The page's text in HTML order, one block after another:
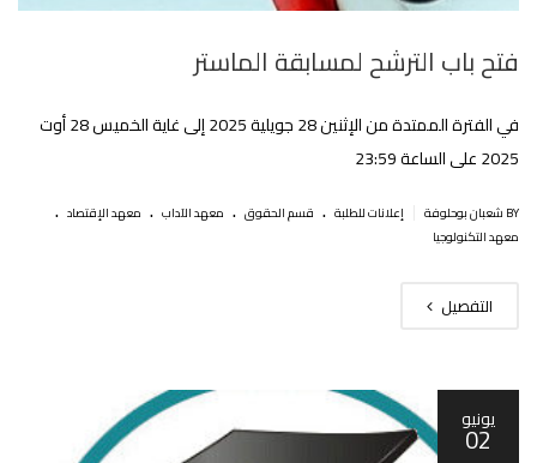
فتح باب الترشح لمسابقة الماستر
في الفترة الممتدة من الإثنين 28 جويلية 2025 إلى غاية الخميس 28 أوت
2025 على الساعة 23:59
BY شعبان بوحلوفة إعلانات للطلبة . قسم الحقوق . معهد الآداب . معهد الإقتصاد .
معهد التكنولوجيا
التفصيل
يونيو
02